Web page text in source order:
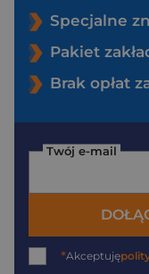
Specjalne
Pakiet
Brak opłat
Twój e-mail
*Akceptuję